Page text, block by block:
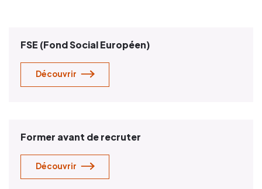
FSE (Fond Social Européen)
Découvrir
Former avant de recruter
Découvrir